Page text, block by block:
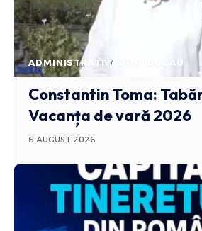
ADMINISTRATIV STIRI BUZAU
Constantin Toma:
Vacanța de vară 2026
6 AUGUST 2026